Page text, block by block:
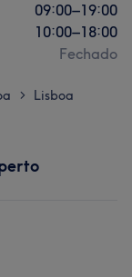
09:00–19:00
10:00–18:00
Fechado
> Lisboa